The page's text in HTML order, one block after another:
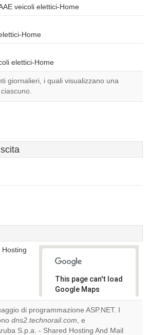
veicoli elettici-Home
Home
elettici-Home
giornalieri, i quali visualizzano una
This page can't load
Google Maps
correctly.
Do you
own this
OK
di programmazione ASP.NET. I
dns2.technorail.com, e
S.p.a. - Shared Hosting And Mail